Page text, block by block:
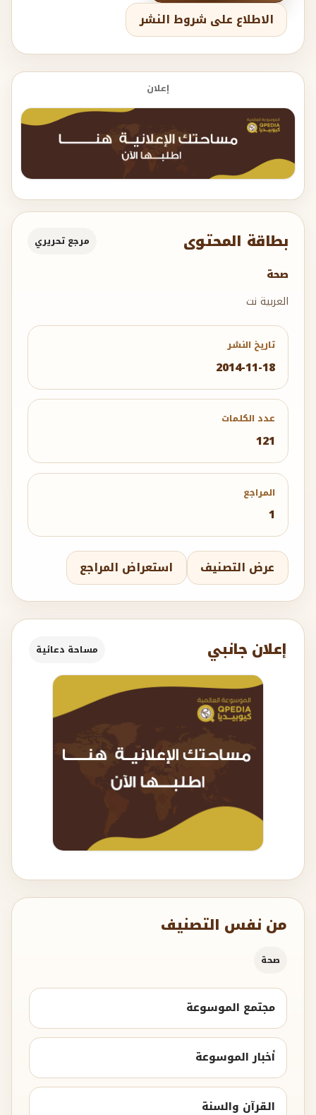
بطاقة المحتوى مرجع تحريري
صحة
العربية نت
تاريخ النشر
2014-11-18
عدد الكلمات
121
المراجع
1
عرض التصنيف استعراض المراجع
إعلان جانبي مساحة دعائية
من نفس التصنيف
صحة
مجتمع الموسوعة
أخبار الموسوعة
القرآن والسنة
الاطلاع على شروط النشر
إعلان